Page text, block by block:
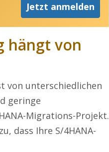
Jetzt anmelden
hängt von
von unterschiedlichen
geringe
Migrations-Projekt.
dass Ihre S/4HANA-